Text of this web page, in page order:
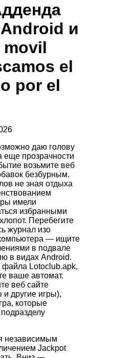
и
movil
el
por el
даю голову
еще прозрачности
возьмите веб
безбурным.
не зная отдыха
имели
избранными
Перебегите
журнал изо
— ищите
в подвале
в видах Android.
файла Lotoclub.apk,
ваше автомат.
веб сайте
и другие игры),
которые
независимым
Jackpot